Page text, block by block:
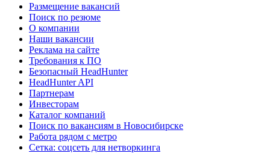
Размещение вакансий
Поиск по резюме
О компании
Наши вакансии
Реклама на сайте
Требования к ПО
Безопасный HeadHunter
HeadHunter API
Партнерам
Инвесторам
Каталог компаний
Поиск по вакансиям в Новосибирске
Работа рядом с метро
Сетка: соцсеть для нетворкинга